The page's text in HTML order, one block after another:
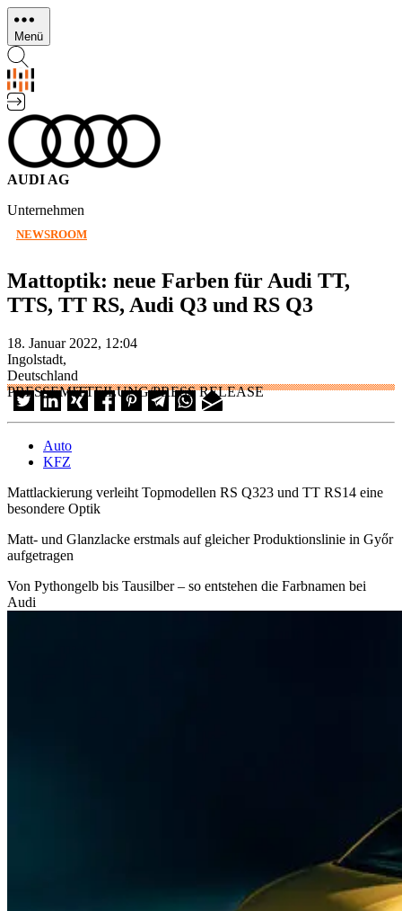
Direkt
zum
Inhalt
Menü
AUDI AG
Unternehmen
NEWSROOM
Mattoptik: neue Farben für Audi TT,
TTS, TT RS, Audi Q3 und RS Q3
18. Januar 2022, 12:04
Ingolstadt,
Deutschland
PRESSEMITTEILUNG/PRESS RELEASE
Auto
KFZ
Mattlackierung verleiht Topmodellen RS Q323 und TT RS14 eine
besondere Optik
Matt- und Glanzlacke erstmals auf gleicher Produktionslinie in Győr
aufgetragen
Von Pythongelb bis Tausilber – so entstehen die Farbnamen bei
Audi